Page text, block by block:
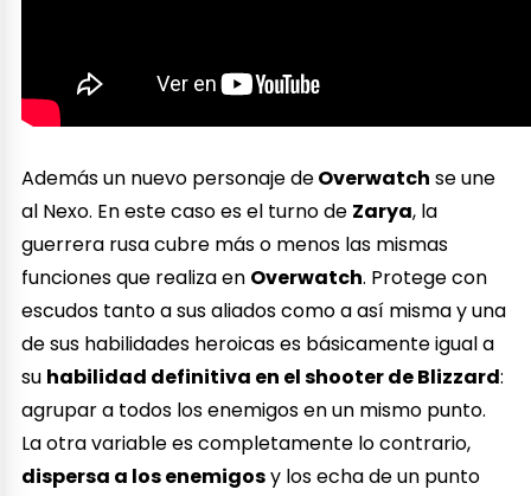
Además un nuevo personaje deOverwatch se une
al Nexo. En este caso es el turno de Zarya, la
guerrera rusa cubre más o menos las mismas
funciones que realiza en Overwatch. Protege con
escudos tanto a sus aliados como a así misma y una
de sus habilidades heroicas es básicamente igual a
su habilidad definitiva en el shooter de Blizzard:
agrupar a todos los enemigos en un mismo punto.
La otra variable es completamente lo contrario,
dispersa a los enemigosy los echa de un punto